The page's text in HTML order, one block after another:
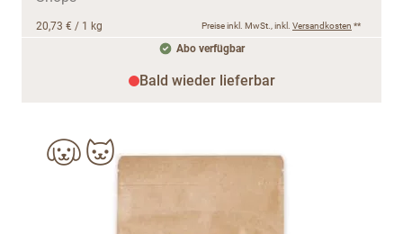
20,73 € / 1 kg Preise inkl. MwSt., inkl. Versandkosten **
Abo verfügbar
Bald wieder lieferbar